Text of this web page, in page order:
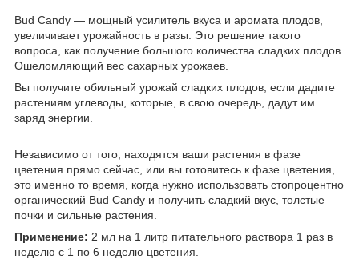
Bud Candy — мощный усилитель вкуса и аромата плодов,
увеличивает урожайность в разы. Это решение такого
вопроса, как получение большого количества сладких плодов.
Ошеломляющий вес сахарных урожаев.
Вы получите обильный урожай сладких плодов, если дадите
растениям углеводы, которые, в свою очередь, дадут им
заряд энергии.
Независимо от того, находятся ваши растения в фазе
цветения прямо сейчас, или вы готовитесь к фазе цветения,
это именно то время, когда нужно использовать стопроцентно
органический Bud Candy и получить сладкий вкус, толстые
почки и сильные растения.
Применение: 2 мл на 1 литр питательного раствора 1 раз в
неделю с 1 по 6 неделю цветения.